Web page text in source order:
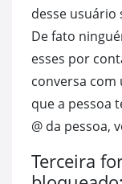
desse usuário
De fato
esses por
conversa
que a pessoa
@ da pessoa,
Terceira